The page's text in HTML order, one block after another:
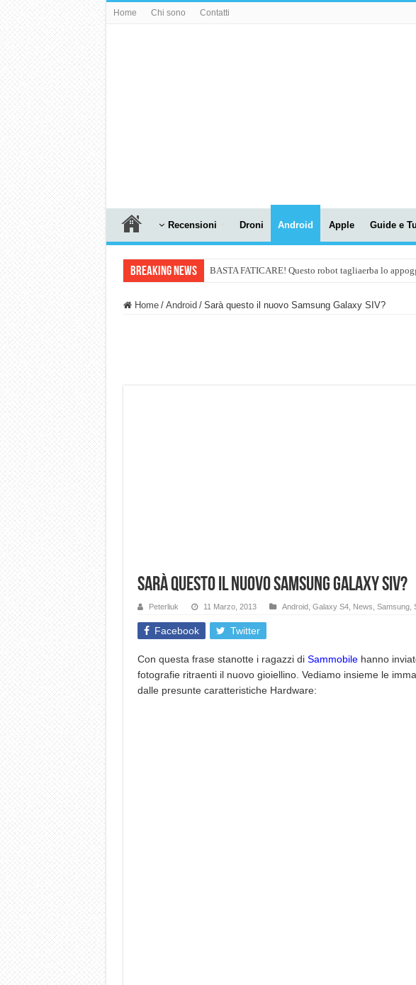
Home Chi sono Contatti
Recensioni Droni Android Apple Guide e
Breaking News BASTA FATICARE! Questo robot tagliaerba lo
Home / Android / Sarà questo il nuovo Samsung Galaxy SIV?
Sarà questo il nuovo Samsung Galaxy SIV?
Peterliuk 11 Marzo, 2013 Android, Galaxy S4, News Samsung,
Facebook Twitter
Con questa frase stanotte i ragazzi di Sammobilehanno
fotografie ritraenti il nuovo gioiellino. Vediamo insieme le
dalle presunte caratteristiche Hardware: